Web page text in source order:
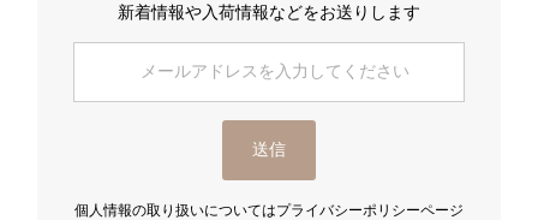
新着情報や入荷情報などをお送りします
ル
ス
送信
個人情報の取り扱いについてはプライバシーポリシーページ